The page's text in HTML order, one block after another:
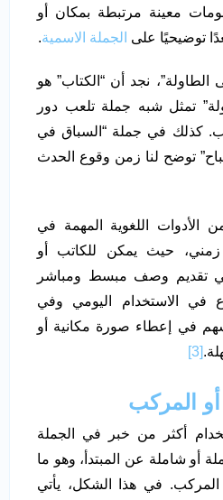
معينة مرتبطة بمكان أو
توضيحيًا على الجملة الاسمية.
الطاولة”، نجد أن “الكتاب” هو
تمثل شبه جملة تلعب دور
كذلك في جملة “السباق في
توضح لنا زمن وقوع الحدث
الأدوات اللغوية المهمة في
زمني، حيث يمكن للكاتب أو
في تقديم وصف مبسط ومباشر
في الاستخدام اليومي وفي
يسهم في إعطاء صورة مكانية أو
[3]
أكثر من خبر في الجملة
أو شاملة عن المبتدأ، وهو ما
المركب. في هذا الشكل، يأتي